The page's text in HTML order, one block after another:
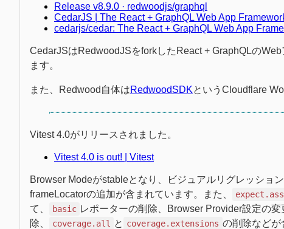
Release v8.9.0 · redwoodjs/graphql
CedarJS | The React + GraphQL Web App
cedarjs/cedar: The React + GraphQL Web App
CedarJSはRedwoodJSをforkしたReact + GraphQLの
ます。
また、Redwood自体はRedwoodSDKというCloudflare
Vitest 4.0がリリースされました。
Vitest 4.0 is out! | Vitest
Browser Modeがstableとなり、ビジュアルリグレッショ
frameLocatorの追加が含まれています。また、
て、
basic レポーターの削除、Browser Provider設定の変
除、
coverage.all と coverage.extensions の削除などが